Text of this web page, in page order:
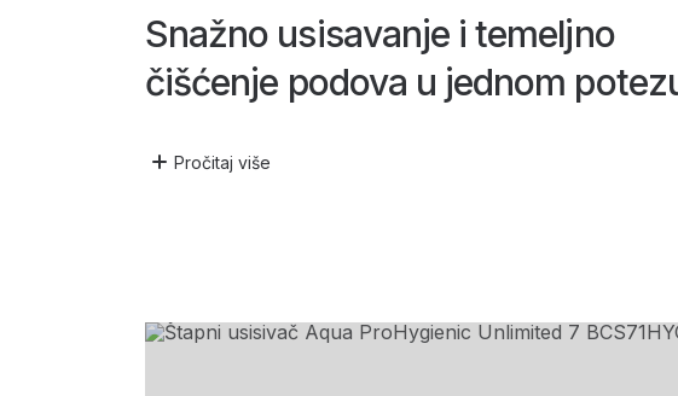
Snažno usisavanje i temeljno
čišćenje podova u jednom
Pročitaj više